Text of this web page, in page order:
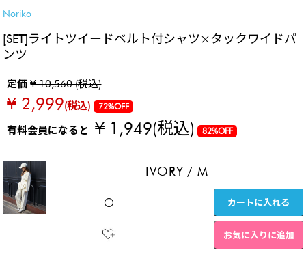
Noriko
[SET]ライトツイードベルト付シャツ×タックワイドパ
ンツ
定価¥ 10,560 (税込)
¥ 2,999(税込) 72%OFF
有料会員になると¥ 1,949(税込) 82%OFF
IVORY /M
〇 カートに入れる
お気に入りに追加